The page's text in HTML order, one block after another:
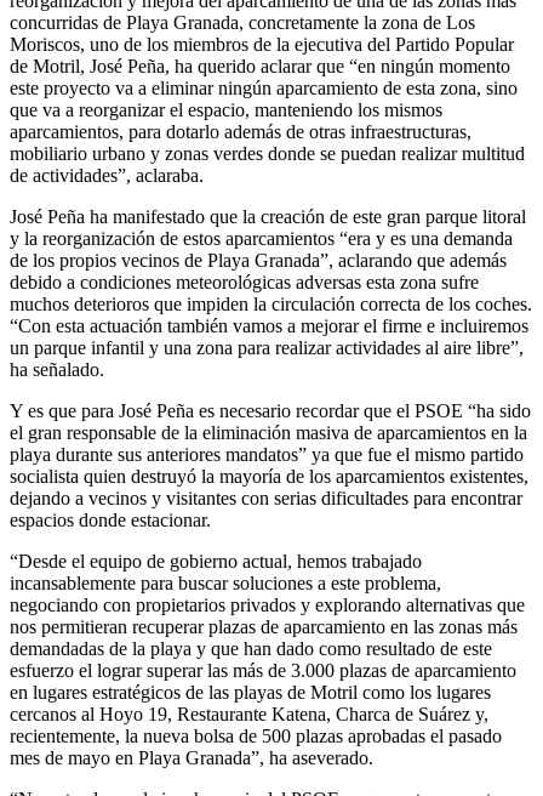
concurridas de Playa Granada, concretamente la zona de Los
Moriscos, uno de los miembros de la ejecutiva del Partido Popular
de Motril, José Peña, ha querido aclarar que “en ningún momento
este proyecto va a eliminar ningún aparcamiento de esta zona, sino
que va a reorganizar el espacio, manteniendo los mismos
aparcamientos, para dotarlo además de otras infraestructuras,
mobiliario urbano y zonas verdes donde se puedan realizar multitud
de actividades”, aclaraba.
José Peña ha manifestado que la creación de este gran parque litoral
y la reorganización de estos aparcamientos “era y es una demanda
de los propios vecinos de Playa Granada”, aclarando que además
debido a condiciones meteorológicas adversas esta zona sufre
muchos deterioros que impiden la circulación correcta de los coches.
“Con esta actuación también vamos a mejorar el firme e incluiremos
un parque infantil y una zona para realizar actividades al aire libre”,
ha señalado.
Y es que para José Peña es necesario recordar que el PSOE “ha sido
el gran responsable de la eliminación masiva de aparcamientos en la
playa durante sus anteriores mandatos” ya que fue el mismo partido
socialista quien destruyó la mayoría de los aparcamientos existentes,
dejando a vecinos y visitantes con serias dificultades para encontrar
espacios donde estacionar.
“Desde el equipo de gobierno actual, hemos trabajado
incansablemente para buscar soluciones a este problema,
negociando con propietarios privados y explorando alternativas que
nos permitieran recuperar plazas de aparcamiento en las zonas más
demandadas de la playa y que han dado como resultado de este
esfuerzo el lograr superar las más de 3.000 plazas de aparcamiento
en lugares estratégicos de las playas de Motril como los lugares
cercanos al Hoyo 19, Restaurante Katena, Charca de Suárez y,
recientemente, la nueva bolsa de 500 plazas aprobadas el pasado
mes de mayo en Playa Granada”, ha aseverado.